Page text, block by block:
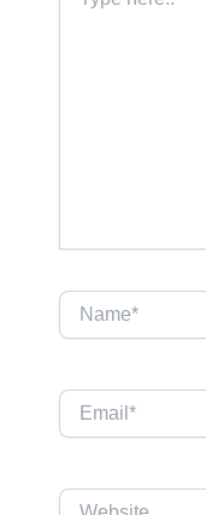
here..
Name*
Email*
Website